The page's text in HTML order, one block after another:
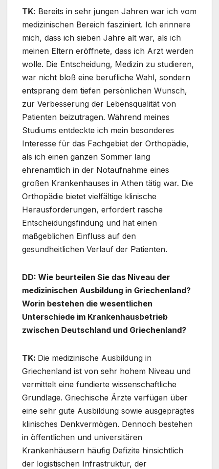
TΚ: Bereits in sehr jungen Jahren war ich vom
medizinischen Bereich fasziniert. Ich erinnere
mich, dass ich sieben Jahre alt war, als ich
meinen Eltern eröffnete, dass ich Arzt werden
wolle. Die Entscheidung, Medizin zu studieren,
war nicht bloß eine berufliche Wahl, sondern
entsprang dem tiefen persönlichen Wunsch,
zur Verbesserung der Lebensqualität von
Patienten beizutragen. Während meines
Studiums entdeckte ich mein besonderes
Interesse für das Fachgebiet der Orthopädie,
als ich einen ganzen Sommer lang
ehrenamtlich in der Notaufnahme eines
großen Krankenhauses in Athen tätig war. Die
Orthopädie bietet vielfältige klinische
Herausforderungen, erfordert rasche
Entscheidungsfindung und hat einen
maßgeblichen Einfluss auf den
gesundheitlichen Verlauf der Patienten.
DD: Wie beurteilen Sie das Niveau der
medizinischen Ausbildung in Griechenland?
Worin bestehen die wesentlichen
Unterschiede im Krankenhausbetrieb
zwischen Deutschland und Griechenland?
TΚ: Die medizinische Ausbildung in
Griechenland ist von sehr hohem Niveau und
vermittelt eine fundierte wissenschaftliche
Grundlage. Griechische Ärzte verfügen über
eine sehr gute Ausbildung sowie ausgeprägtes
klinisches Denkvermögen. Dennoch bestehen
in öffentlichen und universitären
Krankenhäusern häufig Defizite hinsichtlich
der logistischen Infrastruktur, der